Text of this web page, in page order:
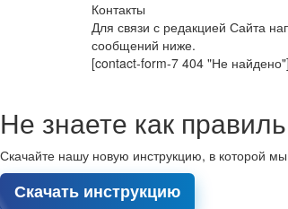
Контакты
Для связи с редакцией Сайта
сообщений ниже.
[contact-form-7 404 "Не найдено"]
Не знаете как
Скачайте нашу новую инструкцию, в которой
Скачать инструкцию